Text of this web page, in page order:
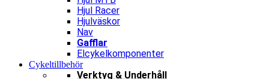
Hjul Racer
Hjulväskor
Nav
Gafflar
Elcykelkomponenter
Cykeltillbehör
Verktyg & Underhåll